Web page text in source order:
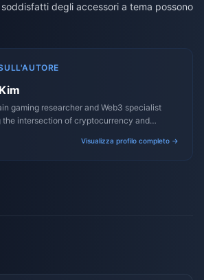
degli accessori a tema possono
gaming researcher and Web3 specialist
the intersection of cryptocurrency and
Visualizza profilo completo →